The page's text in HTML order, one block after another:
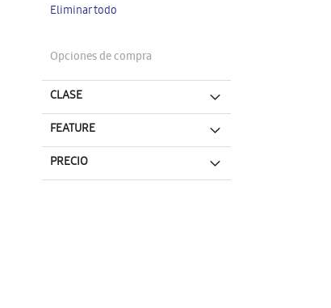
artículo
Eliminar todo
Opciones de compra
CLASE
FEATURE
PRECIO